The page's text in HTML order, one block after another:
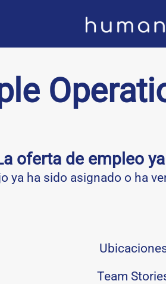
oferta de empleo
ya ha sido asignado o ha
Team